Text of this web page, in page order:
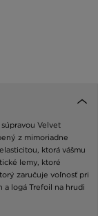
Velvet
z mimoriadne
ktorá vášmu
lemy, ktoré
zaručuje voľnosť pri
a logá Trefoil na hrudi